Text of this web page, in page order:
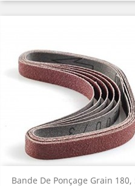
Bande De Ponçage Grain 180,
Aperçu rapide